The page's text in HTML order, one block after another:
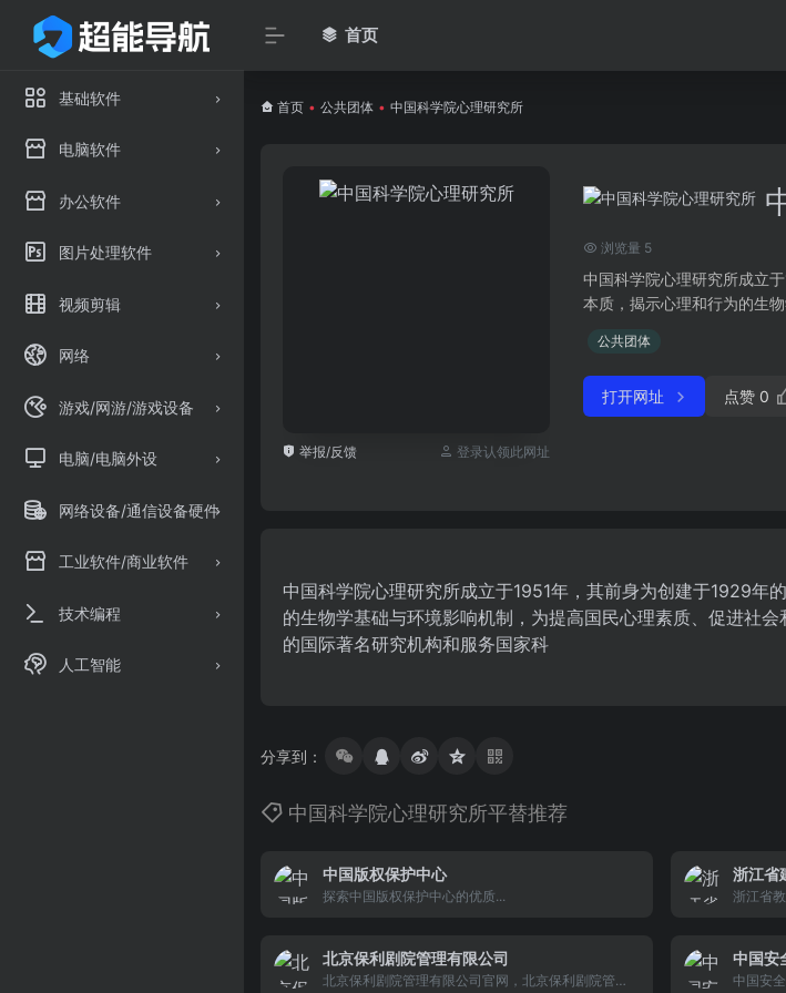
基础软件
电脑软件
办公软件
图片处理软件
视频剪辑
网络
游戏/网游/游戏设备
电脑/电脑外设
网络设备/通信设备硬件
工业软件/商业软件
技术编程
人工智能
首页
首页 • 公共团体 • 中国科学院心理研究所
举报/反馈 登录认领此网址
浏览量 5
中国科学院心理研究所成立
本质，揭示心理和行为的生
公共团体
打开网址 点赞 0
中国科学院心理研究所成立于1951年，其前身为创建于1929年
的生物学基础与环境影响机制，为提高国民心理素质、促进社
的国际著名研究机构和服务国家科
分享到：
中国科学院心理研究所平替推荐
中国版权保护中心
探索中国版权保护中心的优质...
浙江省
浙江省
北京保利剧院管理有限公司
北京保利剧院管理有限公司官网，北京保利剧院管理
中国安
中国安